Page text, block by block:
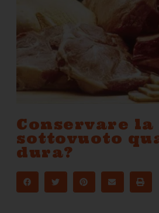
Conservare la
sottovuoto
dura?